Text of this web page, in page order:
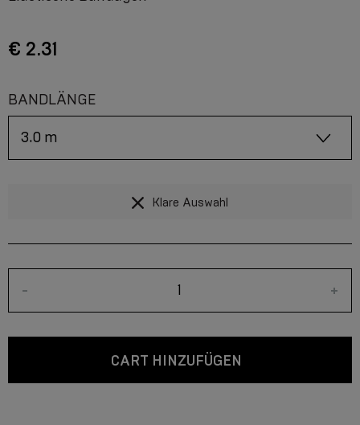
€ 2.31
BANDLÄNGE
Klare Auswahl
- +
CART HINZUFÜGEN